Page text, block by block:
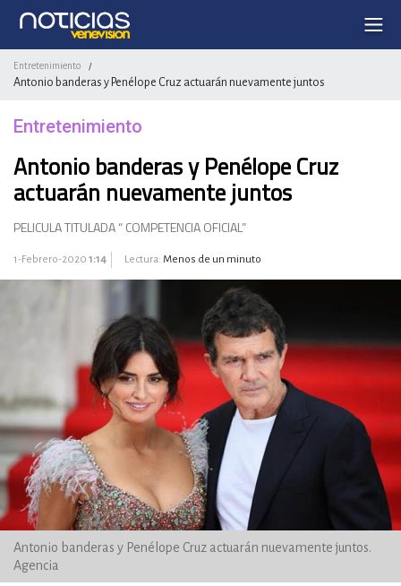
Entretenimiento /
Antonio banderas y Penélope Cruz actuarán nuevamente juntos
Entretenimiento
Antonio banderas y Penélope Cruz
actuarán nuevamente juntos
PELICULA TITULADA “ COMPETENCIA OFICIAL”
1-Febrero-2020 1:14 Lectura: Menos de un minuto
Antonio banderas y Penélope Cruz actuarán nuevamente juntos.
Agencia